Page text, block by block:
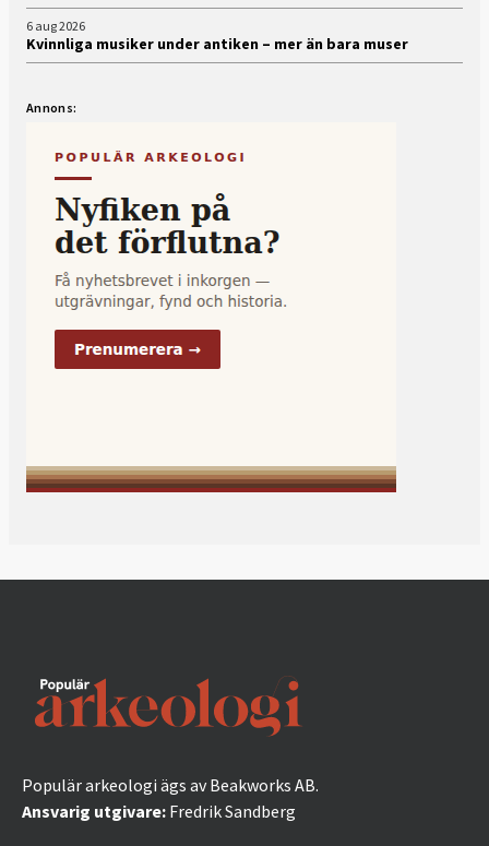
6 aug 2026
Kvinnliga musiker under antiken – mer än bara muser
Annons:
Populär arkeologi ägs av Beakworks AB.
Ansvarig utgivare: Fredrik Sandberg